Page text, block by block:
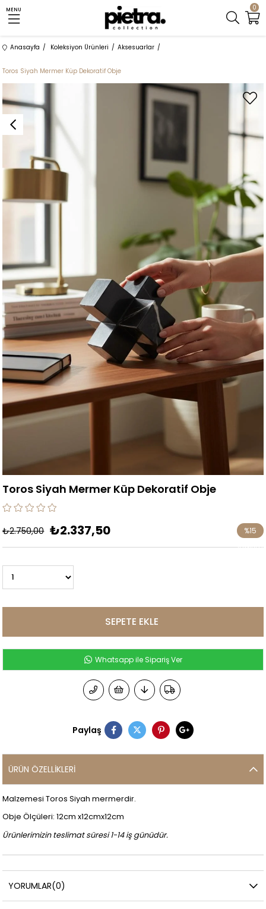
0
MENU
Anasayfa Koleksiyon Ürünleri Aksesuarlar
Toros Siyah Mermer Küp Dekoratif Obje
Toros Siyah Mermer Küp Dekoratif Obje
₺2.750,00 ₺2.337,50 %15
İndirim
Whatsapp ile Sipariş Ver
Paylaş
ÜRÜN ÖZELLIKLERI
Malzemesi Toros Siyah mermerdir.
Obje Ölçüleri: 12cm x12cmx12cm
Ürünlerimizin teslimat süresi 1-14 iş günüdür.
YORUMLAR(0)